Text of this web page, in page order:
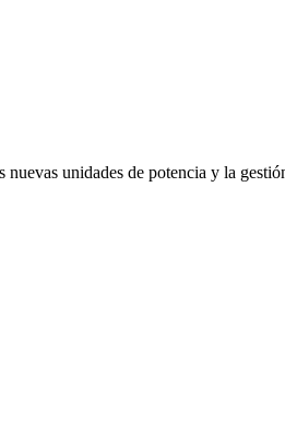
unidades de potencia y la